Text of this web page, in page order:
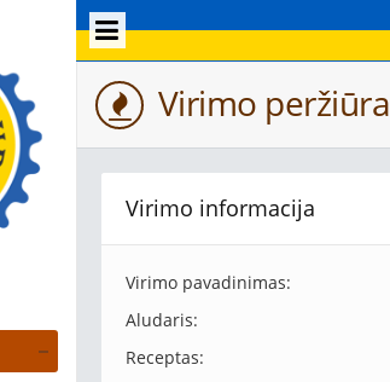
Virimo peržiūra
Virimo informacija
Virimo pavadinimas:
Aludaris:
Receptas: